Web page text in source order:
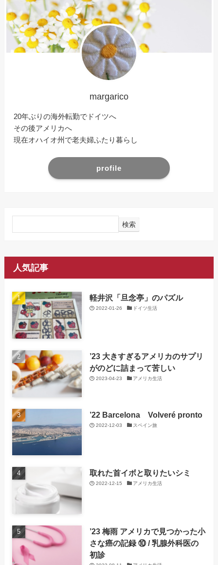
margarico
20年ぶりの海外転勤でドイツへ
その後アメリカへ
現在オハイオ州で老夫婦ふたり暮らし
profile
検索
人気記事
軽井沢「旦念亭」のパズル
2022-01-26 ドイツ生活
’23 大きすぎるアメリカのサプリ
がのどに詰まって苦しい
2023-04-23 アメリカ生活
’22 Barcelona Volveré pronto
2022-12-03 スペイン旅
取れた首イボと取りたいシミ
2022-12-15 アメリカ生活
’23 梅雨 アメリカで見つかった小
さな癌の記録 ⑩ / 乳腺外科医の
初診